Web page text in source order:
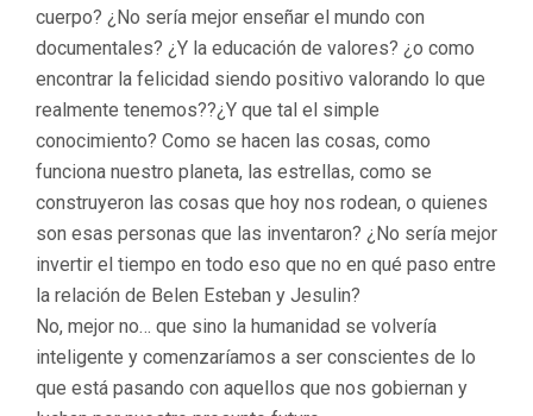
cuerpo? ¿No sería mejor enseñar el mundo con
documentales? ¿Y la educación de valores? ¿o como
encontrar la felicidad siendo positivo valorando lo que
realmente tenemos??¿Y que tal el simple
conocimiento? Como se hacen las cosas, como
funciona nuestro planeta, las estrellas, como se
construyeron las cosas que hoy nos rodean, o quienes
son esas personas que las inventaron? ¿No sería mejor
invertir el tiempo en todo eso que no en qué paso entre
la relación de Belen Esteban y Jesulin?
No, mejor no… que sino la humanidad se volvería
inteligente y comenzaríamos a ser conscientes de lo
que está pasando con aquellos que nos gobiernan y